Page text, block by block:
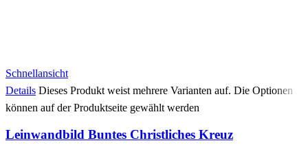
Schnellansicht
Details Dieses Produkt weist mehrere Varianten auf. Die Optionen
können auf der Produktseite gewählt werden
Leinwandbild Buntes Christliches Kreuz